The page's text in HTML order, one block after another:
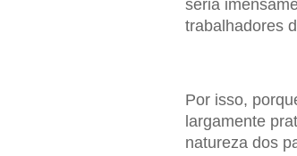
seria
trabalhadores
Por isso,
largamente
natureza dos